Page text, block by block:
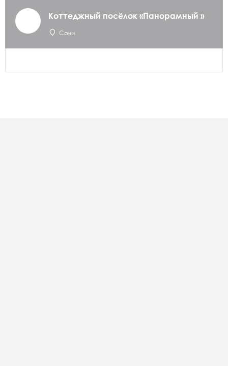
Коттеджный посёлок «Панорамный »
Сочи